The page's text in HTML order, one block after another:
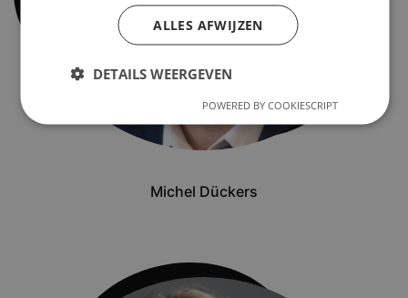
Michel Dückers
ALLES AFWIJZEN
DETAILS WEERGEVEN
POWERED BY COOKIESCRIPT